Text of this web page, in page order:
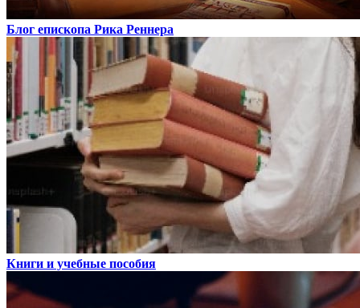
Блог епископа Рика Реннера
Книги и учебные пособия